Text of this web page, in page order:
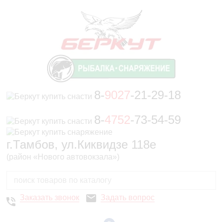
8-9027-21-29-18
8-4752-73-54-59
г.Тамбов, ул.Киквидзе 118е
(район «Нового автовокзала»)
Заказать звонок Задать вопрос